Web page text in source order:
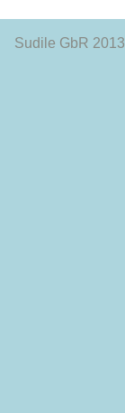
Sudile GbR 2013